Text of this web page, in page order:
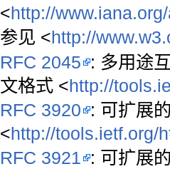
<http://
参见 <http://
RFC 2045 : 多用途
文格式 <http://
RFC 3920 : 可扩展
<http://tools.ietf.org/
RFC 3921 : 可扩展